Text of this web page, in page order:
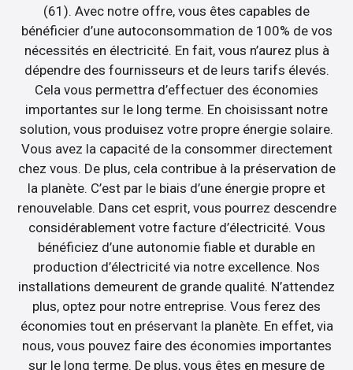
(61). Avec notre offre, vous êtes capables de
bénéficier d’une autoconsommation de 100% de vos
nécessités en électricité. En fait, vous n’aurez plus à
dépendre des fournisseurs et de leurs tarifs élevés.
Cela vous permettra d’effectuer des économies
importantes sur le long terme. En choisissant notre
solution, vous produisez votre propre énergie solaire.
Vous avez la capacité de la consommer directement
chez vous. De plus, cela contribue à la préservation de
la planète. C’est par le biais d’une énergie propre et
renouvelable. Dans cet esprit, vous pourrez descendre
considérablement votre facture d’électricité. Vous
bénéficiez d’une autonomie fiable et durable en
production d’électricité via notre excellence. Nos
installations demeurent de grande qualité. N’attendez
plus, optez pour notre entreprise. Vous ferez des
économies tout en préservant la planète. En effet, via
nous, vous pouvez faire des économies importantes
sur le long terme. De plus, vous êtes en mesure de